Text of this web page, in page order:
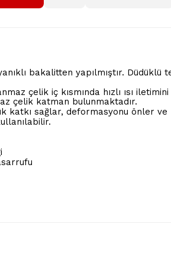
bakalitten yapılmıştır.
çelik iç kısmında hızlı ısı
çelik katman bulunmaktadır.
sağlar, deformasyonu önler ve